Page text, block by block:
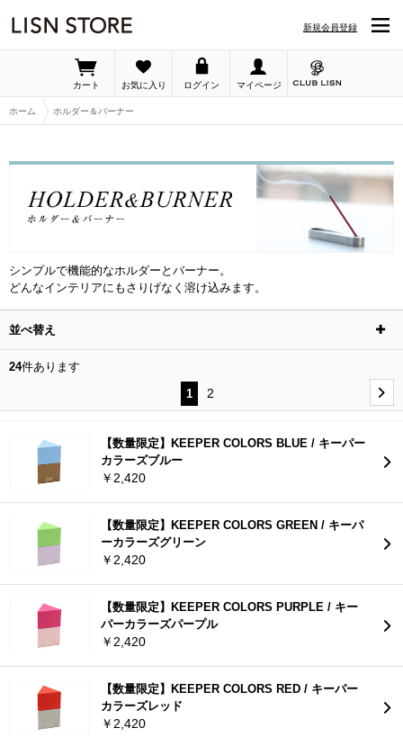
新規会員登録
カート お気に入り ログイン マイページ
ホーム ホルダー＆バーナー
シンプルで機能的なホルダーとバーナー。
どんなインテリアにもさりげなく溶け込みます。
並べ替え
24件あります
1
2
【数量限定】KEEPER COLORS BLUE / キーパー
カラーズブルー
￥2,420
【数量限定】KEEPER COLORS GREEN / キーパ
ーカラーズグリーン
￥2,420
【数量限定】KEEPER COLORS PURPLE / キー
パーカラーズパープル
￥2,420
【数量限定】KEEPER COLORS RED / キーパー
カラーズレッド
￥2,420